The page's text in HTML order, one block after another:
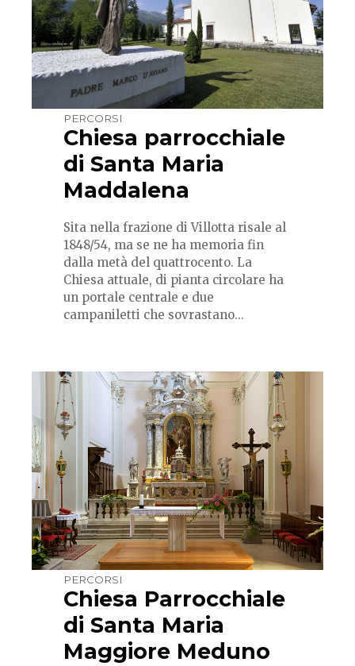
PERCORSI
Chiesa parrocchiale
di Santa Maria
Maddalena
Sita nella frazione di Villotta risale al
1848/54, ma se ne ha memoria fin
dalla metà del quattrocento. La
Chiesa attuale, di pianta circolare ha
un portale centrale e due
campaniletti che sovrastano...
PERCORSI
Chiesa Parrocchiale
di Santa Maria
Maggiore Meduno